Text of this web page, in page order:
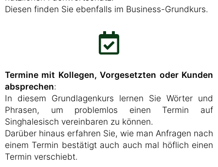
Diesen finden Sie ebenfalls im Business-Grundkurs.
Termine mit Kollegen, Vorgesetzten oder Kunden
absprechen:
In diesem Grundlagenkurs lernen Sie Wörter und
Phrasen, um problemlos einen Termin auf
Singhalesisch vereinbaren zu können.
Darüber hinaus erfahren Sie, wie man Anfragen nach
einem Termin bestätigt auch auch mal höflich einen
Termin verschiebt.